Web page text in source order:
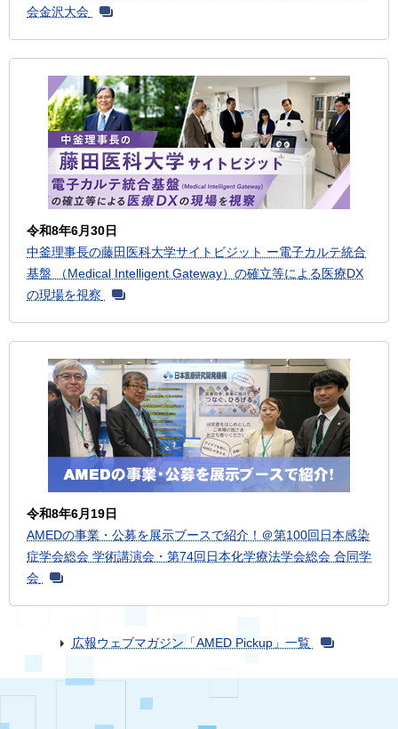
会金沢大会
令和8年6月30日
中釜理事長の藤田医科大学サイトビジット ー電子カルテ統合
基盤 （Medical Intelligent Gateway）の確立等による医療DX
の現場を視察
令和8年6月19日
AMEDの事業・公募を展示ブースで紹介！＠第100回日本感染
症学会総会 学術講演会・第74回日本化学療法学会総会 合同学
会
広報ウェブマガジン「AMED Pickup」一覧